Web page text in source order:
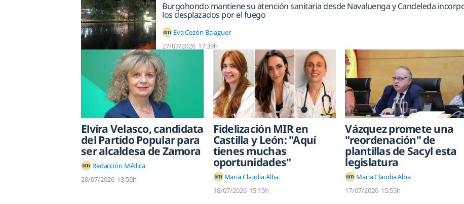
Burgohondo mantiene su atención sanitaria desde Navaluenga y Candeleda
los desplazados por el fuego
Eva Cezón Balaguer
27/07/2026 17:39h
Elvira Velasco, candidata
del Partido Popular para
ser alcaldesa de Zamora
Redacción Médica
20/07/2026 13:50h
Fidelización MIR en
Castilla y León: "Aquí
tienes muchas
oportunidades"
Maria Claudia Alba
18/07/2026 15:15h
Vázquez promete una
"reordenación" de
plantillas de Sacyl esta
legislatura
Maria Claudia Alba
17/07/2026 15:55h